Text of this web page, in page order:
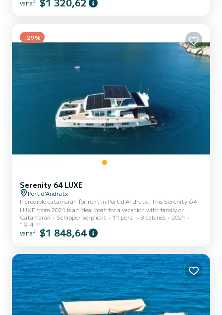
vloer door het hele huis Boot in zeer goede staat Beschikbaar in
vanaf
-29%
Serenity 64 LUXE
Port d'Andratx
Incredible catamaran for rent in Port d'Andratx. This Serenity 64
LUXE from 2021 is an ideal boat for a vacation with family or
friends. The boat has 3 cabins with all comfort and a capacity of 11
people. With an overall length of 19 meters, it will be your best ally
to spend an exceptional vacation on the water in the surroundings
Buitenboordmotor, Buitenluidspreker...
Catamaran Schipper verplicht 11 pers. 3 cabines
2021
19.4 m
vanaf $1 848,64